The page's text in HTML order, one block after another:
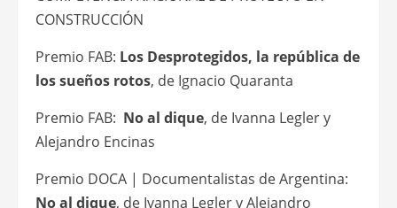
CONSTRUCCIÓN
Premio FAB: Los Desprotegidos, la república de
los sueños rotos, de Ignacio Quaranta
Premio FAB: No al dique, de Ivanna Legler y
Alejandro Encinas
Premio DOCA | Documentalistas de Argentina:
No al dique, de Ivanna Legler y Alejandro